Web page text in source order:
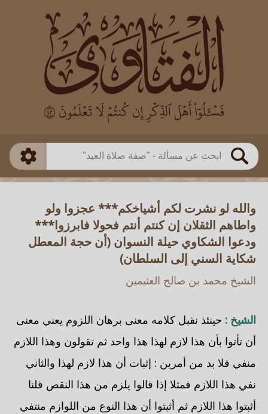
بحث
العالم
بن باز
بن العثيمين
اللجنة الدائمة
طريقة البحث
ذكي
والله لو نشرت لكم أشياخكم*** عجزوا ولو
واطاهم الثقلان إن كنتم أنتم فحولا فابرزوا***
ودعوا الشكاوي حيلة النسوان (أن حجة المعطل
شكاية السني إلى السلطان)
الشيخ محمد بن صالح العثيمين
الشيخ : حينئذ نقبل كلامه معنى برهان اللزوم يعني معنى
أن تأتوا بأن هذا لازم لهذا هذا واحد ثم تقولون وهذا اللازم
منفي فلا بد من أمرين : إثبات أن هذا لازم لهذا والثاني
نفي هذا اللازم فمثلا إذا قالوا يلزم من هذا النقص قلنا
أثبتوا هذا اللازم ثم أثبتوا أن هذا النوع من اللوازم منتفي